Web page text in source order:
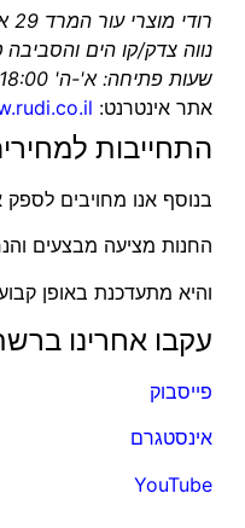
רודי מוצרי עור המרד 29 או יחזקאל קאופמן 6תל אביב,
נווה צדק/קו הים והסביבה
שעות פתיחה: א'-ה' 08:00-18:00, ו' 08:00-14:00
אתר אינטרנט:
התחייבות
בנוסף אנו מחויבים
החנות מציעה מבצעים
והיא מתעדכנת באופן
עקבו אחרינו
פייסבוק
אינסטגרם
YouTube